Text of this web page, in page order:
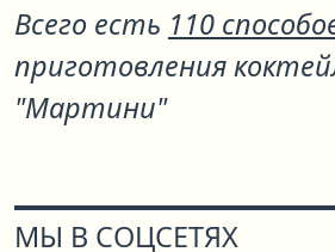
Всего есть 110
приготовления
"Мартини"
МЫ В СОЦСЕТЯХ